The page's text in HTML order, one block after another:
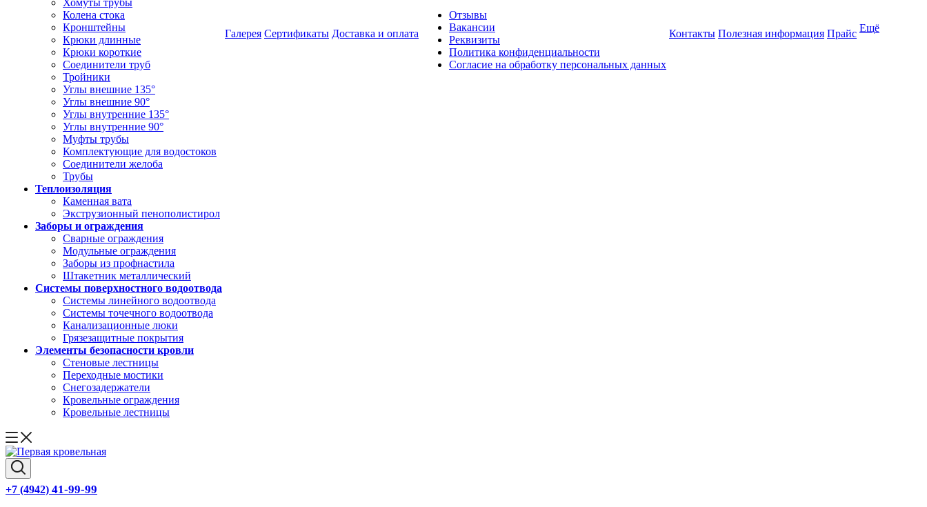
Хомуты трубы
Колена стока
Кронштейны
Крюки длинные
Крюки короткие
Соединители труб
Тройники
Углы внешние 135°
Углы внешние 90°
Углы внутренние 135°
Углы внутренние 90°
Муфты трубы
Комплектующие для водостоков
Соединители желоба
Трубы
Теплоизоляция
Каменная вата
Экструзионный пенополистирол
Заборы и ограждения
Сварные ограждения
Модульные ограждения
Заборы из профнастила
Штакетник металлический
Системы поверхностного водоотвода
Системы линейного водоотвода
Системы точечного водоотвода
Канализационные люки
Грязезащитные покрытия
Элементы безопасности кровли
Стеновые лестницы
Переходные мостики
Снегозадержатели
Кровельные ограждения
Кровельные лестницы
Галерея Сертификаты Доставка и оплата
Отзывы
Вакансии
Реквизиты
Политика конфиденциальности
Согласие на обработку персональных данных
Контакты Полезная информация Прайс Ещё
+7 (4942) 41-99-99